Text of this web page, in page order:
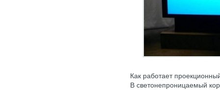
Как работает
В светонепроницаемый